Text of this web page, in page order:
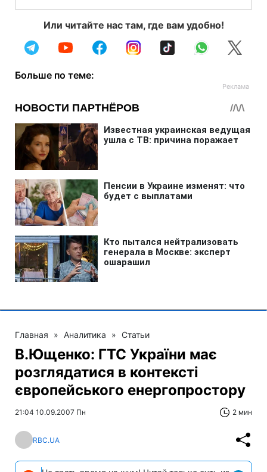
Или читайте нас там, где вам удобно!
Больше по теме:
Главная » Аналитика » Статьи
В.Ющенко: ГТС України має
розглядатися в контексті
європейського енергопростору
21:04 10.09.2007 Пн 2 мин
RBC.UA